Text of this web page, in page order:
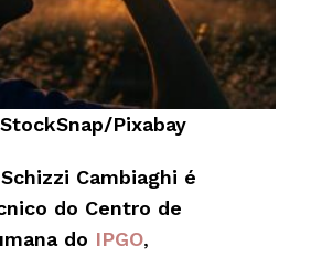
Pixabay
Cambiaghi é
do Centro de
do IPGO,